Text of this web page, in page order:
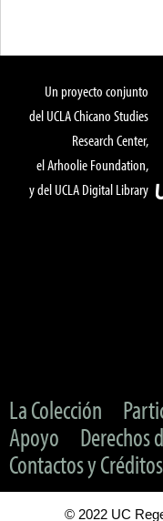
Un proyecto conjunto
del UCLA Chicano Studies
Research Center,
el Arhoolie Foundation,
y del UCLA Digital Library
La Colección
Apoyo
Derechos
Contactos y Créditos
© 2022 UC